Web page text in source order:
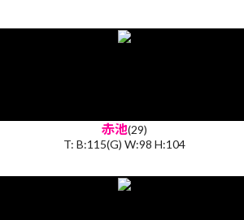
赤池(29)
T: B:115(G) W:98 H:104